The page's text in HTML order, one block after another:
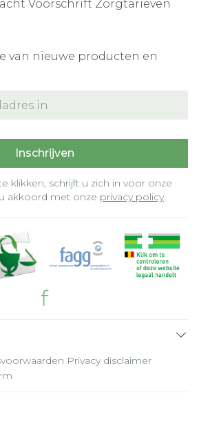
Voorschrift Zorgtarieven
van nieuwe producten en
Inschrijven
klikken, schrijft u zich in voor onze
akkoord met onze privacy policy.
Privacy disclaimer